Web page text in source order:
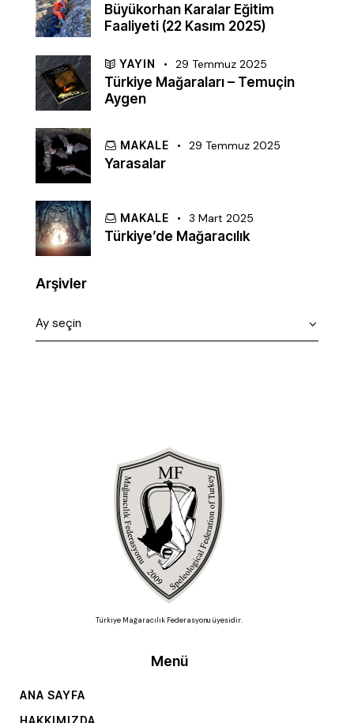
Büyükorhan Karalar Eğitim
Faaliyeti (22 Kasım 2025)
YAYIN 29 Temmuz 2025
Türkiye Mağaraları – Temuçin
Aygen
MAKALE 29 Temmuz 2025
Yarasalar
MAKALE 3 Mart 2025
Türkiye’de Mağaracılık
Arşivler
Türkiye Mağaracılık Federasyonu üyesidir.
Menü
ANA SAYFA
HAKKIMIZDA